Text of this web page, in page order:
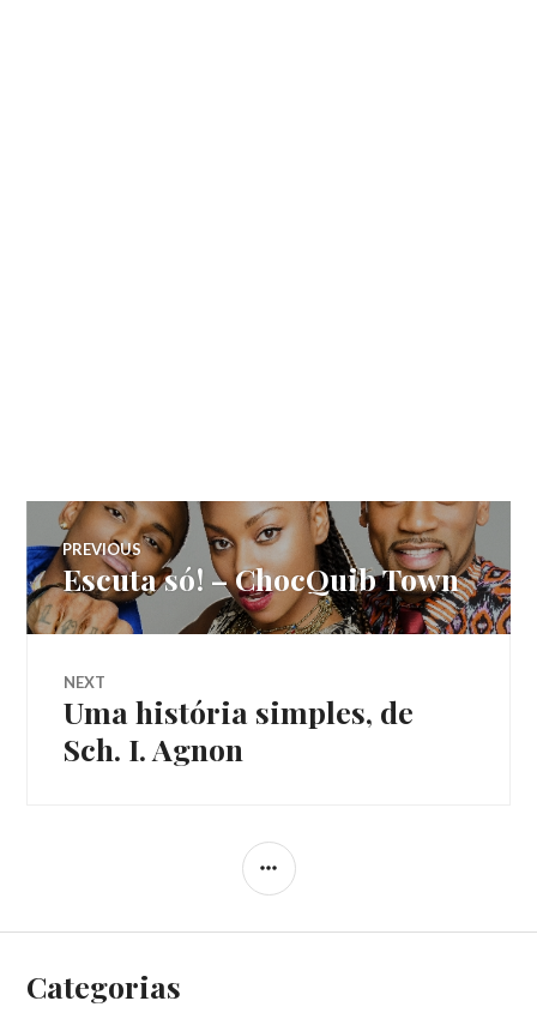
Navegação
de
Post
PREVIOUS
Previous
post:
Escuta só! – ChocQuib Town
NEXT
Next
post:
Uma história simples, de
Sch. I. Agnon
SIDEBAR
Categorias